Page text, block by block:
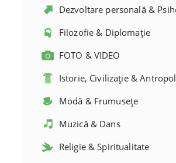
Dezvoltare personală &
Filozofie & Diplomație
FOTO & VIDEO
Istorie, Civilizație &
Modă & Frumusețe
Muzică & Dans
Religie & Spiritualitate